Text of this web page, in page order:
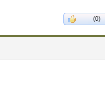
(0)